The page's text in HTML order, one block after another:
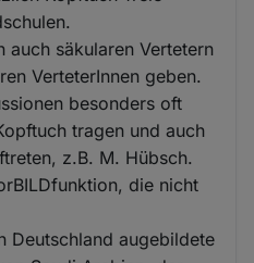
auch säkularen Vertetern
VerteterInnen geben.
besonders oft
tragen und auch
z.B. M. Hübsch.
die nicht
Deutschland augebildete